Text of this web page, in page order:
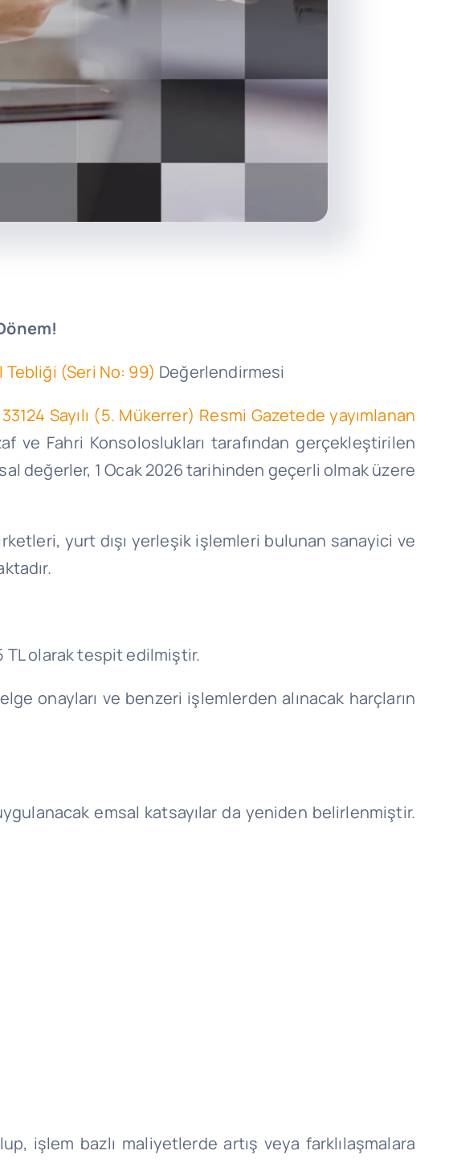
Tebliği (Seri No: 99) Değerlendirmesi
Sayılı (5. Mükerrer) Resmi Gazetede yayımlanan
ve Fahri Konsoloslukları tarafından gerçekleştirilen
değerler, 1 Ocak 2026 tarihinden geçerli olmak üzere
yurt dışı yerleşik işlemleri bulunan sanayici ve
TL olarak tespit edilmiştir.
onayları ve benzeri işlemlerden alınacak harçların
emsal katsayılar da yeniden belirlenmiştir.
işlem bazlı maliyetlerde artış veya farklılaşmalara